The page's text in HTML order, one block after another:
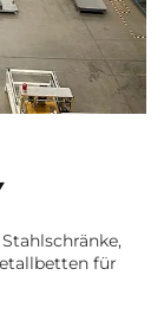
für